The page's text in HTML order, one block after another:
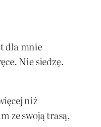
dla mnie
Nie siedzę.
niż
ze swoją trasą,